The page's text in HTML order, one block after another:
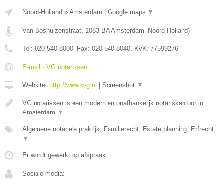
Noord-Holland » Amsterdam Google maps ▼
Van Boshuizenstraat, 1083 BA Amsterdam (Noord-Holland)
Tel: 020 540 8000, Fax: 020 540 8040, KvK: 77599276
E-mail › VG notarissen
Website: http://www.v-g.nl Screenshot ▼
VG notarissen is een modern en onafhankelijk notariskantoor in
Amsterdam ▼
Algemene notariele praktijk, Familierecht, Estate planning, Erfrecht,
▼
Er wordt gewerkt op afspraak.
Sociale media: